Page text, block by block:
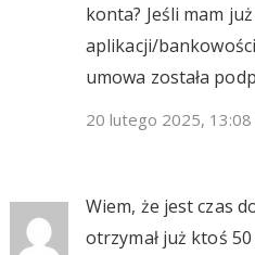
konta? Jeśli mam
aplikacji/
umowa została
20 lutego 2025, 13:08
Wiem, że jest czas
otrzymał już ktoś